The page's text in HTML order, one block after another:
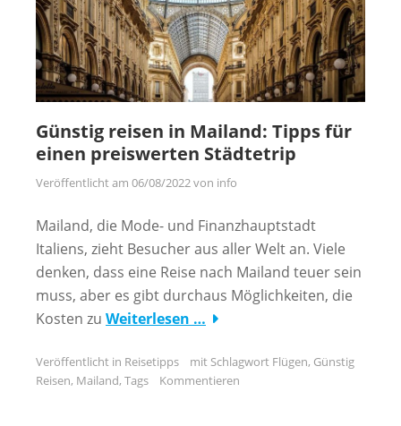
Günstig reisen in Mailand: Tipps für
einen preiswerten Städtetrip
Veröffentlicht am 06/08/2022von info
Mailand, die Mode- und Finanzhauptstadt
Italiens, zieht Besucher aus aller Welt an. Viele
denken, dass eine Reise nach Mailand teuer sein
muss, aber es gibt durchaus Möglichkeiten, die
Kosten zu Weiterlesen …
Veröffentlicht in Reisetipps mit Schlagwort Flügen, Günstig
Reisen, Mailand, Tags Kommentieren